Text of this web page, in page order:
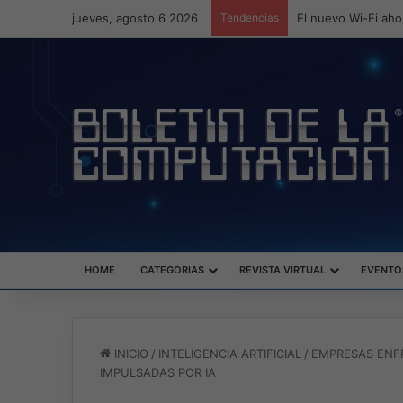
jueves, agosto 6 2026 Tendencias ASUS redefine la
HOME CATEGORIAS REVISTA VIRTUAL
INICIO / INTELIGENCIA ARTIFICIAL / EMPRESAS
IMPULSADAS POR IA